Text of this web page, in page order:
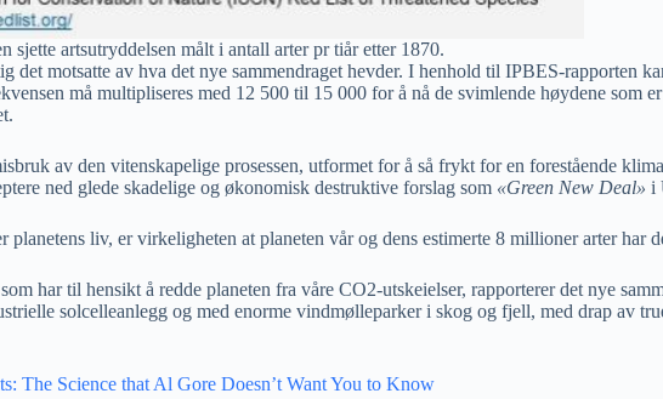
sjette artsutryddelsen målt i antall arter pr tiår etter 1870.
det motsatte av hva det nye sammendraget hevder. I henhold til IPBES-rapporten
må multipliseres med 12 500 til 15 000 for å nå de svimlende høydene som
av den vitenskapelige prosessen, utformet for å så frykt for en forestående
ned glede skadelige og økonomisk destruktive forslag som «Green New Deal» i
liv, er virkeligheten at planeten vår og dens estimerte 8 millioner arter har
har til hensikt å redde planeten fra våre CO2-utskeielser, rapporterer det nye
solcelleanlegg og med enorme vindmølleparker i skog og fjell, med drap av
The Science that Al Gore Doesn’t Want You to Know